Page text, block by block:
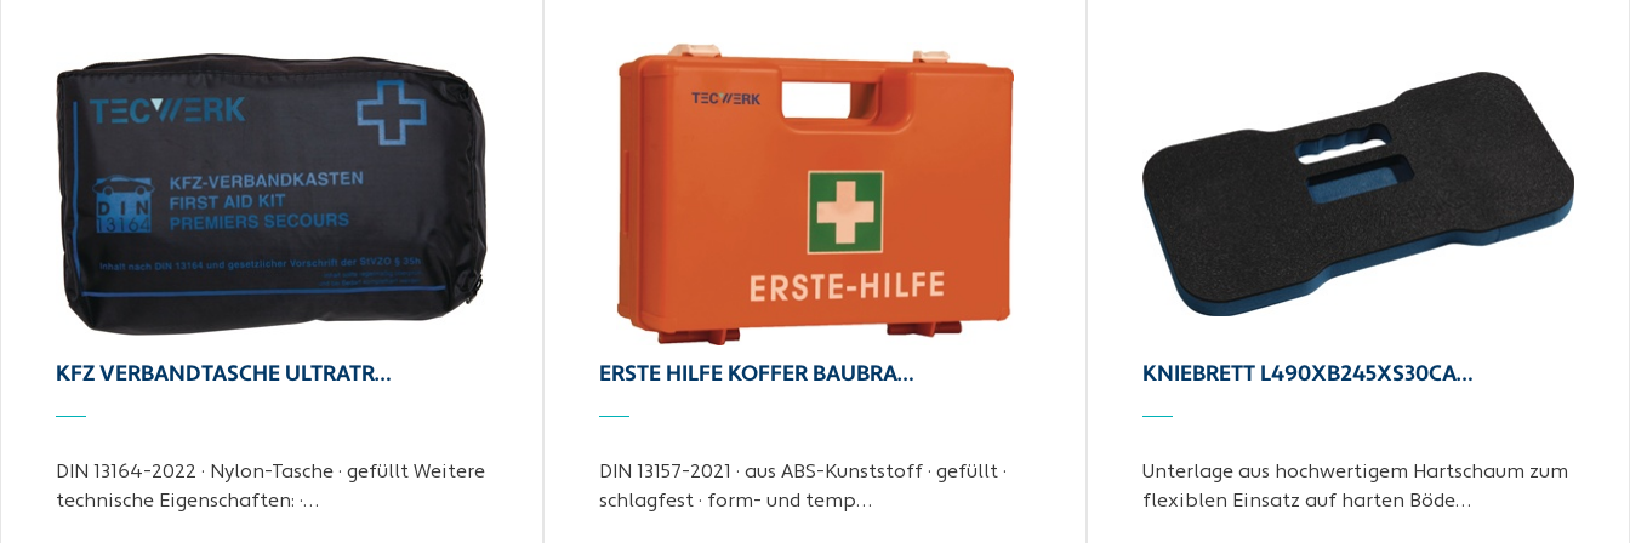
KFZ VERBANDTASCHE ULTRATR…
DIN 13164-2022 · Nylon-Tasche · gefüllt Weitere
technische Eigenschaften: ·…
ERSTE HILFE KOFFER BAUBRA…
DIN 13157-2021 · aus ABS-Kunststoff · gefüllt ·
schlagfest · form- und temp…
KNIEBRETT L490XB245XS30CA…
Unterlage aus hochwertigem Hartschaum zum
flexiblen Einsatz auf harten Böde…